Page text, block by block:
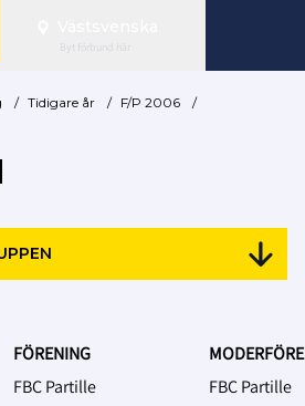
Byt förbund här
/ Tidigare år / F/P 2006
/
FÖRENING
FBC Partille
FBC Partille